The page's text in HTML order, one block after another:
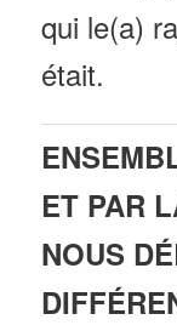
qui le(a)
était.
ET PAR
NOUS